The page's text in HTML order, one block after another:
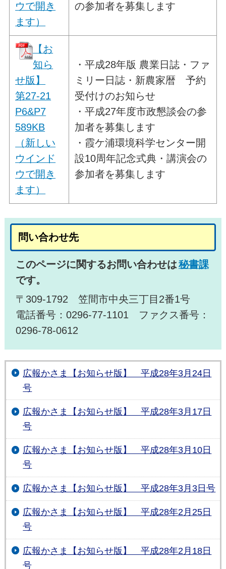
ウで開き
ます）
の参加者を募集します
【お
知ら
せ版】
第27-21
P6&P7
589KB
（新しい
ウインド
ウで開き
ます）
・平成28年版 農業日誌・ファ
ミリー日誌・新農家暦 予約
受付けのお知らせ
・平成27年度市政懇談会の参
加者を募集します
・霞ケ浦環境科学センター開
設10周年記念式典・講演会の
参加者を募集します
問い合わせ先
このページに関するお問い合わせは秘書課
です。
〒309-1792 笠間市中央三丁目2番1号
電話番号：0296-77-1101 ファクス番号：
0296-78-0612
広報かさま【お知らせ版】 平成28年3月24日
号
広報かさま【お知らせ版】 平成28年3月17日
号
広報かさま【お知らせ版】 平成28年3月10日
号
広報かさま【お知らせ版】 平成28年3月3日号
広報かさま【お知らせ版】 平成28年2月25日
号
広報かさま【お知らせ版】 平成28年2月18日
号